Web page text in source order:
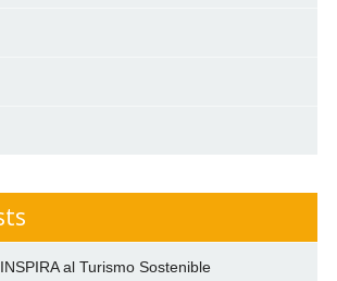
al Turismo Sostenible